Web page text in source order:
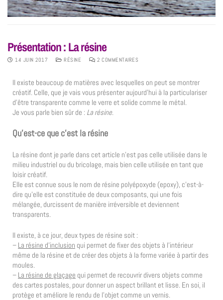
Présentation : La résine
14 JUIN 2017 RÉSINE 2 COMMENTAIRES
Il existe beaucoup de matières avec lesquelles on peut se montrer
créatif. Celle, que je vais vous présenter aujourd’hui à la particulariser
d’être transparente comme le verre et solide comme le métal.
Je vous parle bien sûr de : La résine.
Qu’est-ce que c’est la résine
La résine dont je parle dans cet article n’est pas celle utilisée dans le
milieu industriel ou du bricolage, mais bien celle utilisée en tant que
loisir créatif.
Elle est connue sous le nom de résine polyépoxyde (epoxy), c’est-à-
dire qu’elle est constituée de deux composants, qui une fois
mélangée, durcissent de manière irréversible et deviennent
transparents.
Il existe, à ce jour, deux types de résine soit :
– La résine d’inclusion qui permet de fixer des objets à l’intérieur
même de la résine et de créer des objets à la forme variée à partir des
moules.
– La résine de glaçage qui permet de recouvrir divers objets comme
des cartes postales, pour donner un aspect brillant et lisse. En soi, il
protège et améliore le rendu de l’objet comme un vernis.